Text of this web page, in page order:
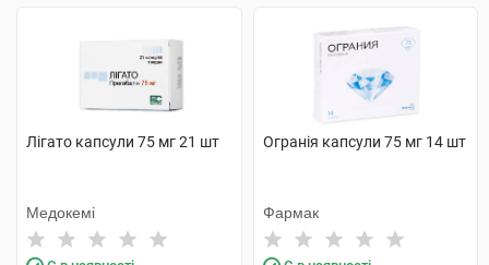
Лігато капсули 75 мг 21 шт
Медокемі
Огранія капсули 75 мг 14 шт
Фармак